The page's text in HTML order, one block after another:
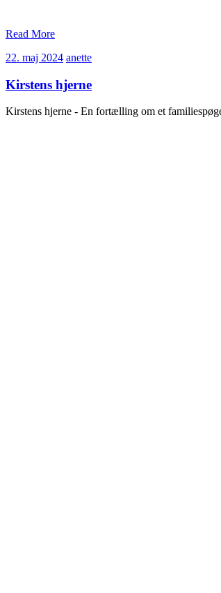
Read More
22. maj 202422.
2024
anetteanette
Kirstens hjerne
Kirstens hjerne - En fortælling om et